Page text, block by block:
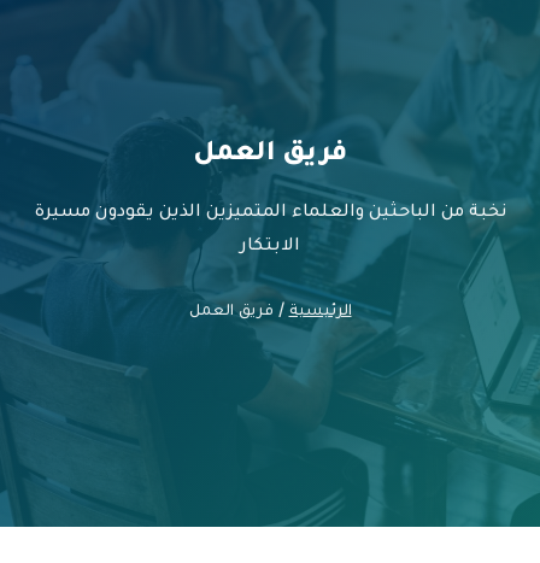
فريق العمل
نخبة من الباحثين والعلماء المتميزين الذين يقودون مسيرة
الابتكار
الرئيسية / فريق العمل